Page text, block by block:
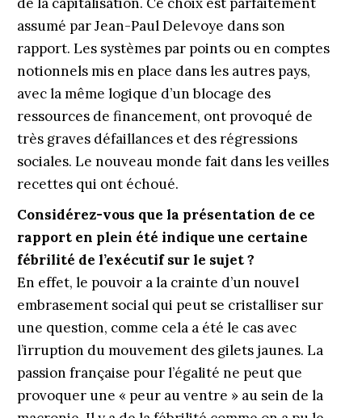
assumé par Jean-Paul Delevoye dans son
rapport. Les systèmes par points ou en comptes
notionnels mis en place dans les autres pays,
avec la même logique d’un blocage des
ressources de financement, ont provoqué de
très graves défaillances et des régressions
sociales. Le nouveau monde fait dans les veilles
recettes qui ont échoué.
Considérez-vous que la présentation de ce
rapport en plein été indique une certaine
fébrilité de l’exécutif sur le sujet ?
En effet, le pouvoir a la crainte d’un nouvel
embrasement social qui peut se cristalliser sur
une question, comme cela a été le cas avec
l’irruption du mouvement des gilets jaunes. La
passion française pour l’égalité ne peut que
provoquer une « peur au ventre » au sein de la